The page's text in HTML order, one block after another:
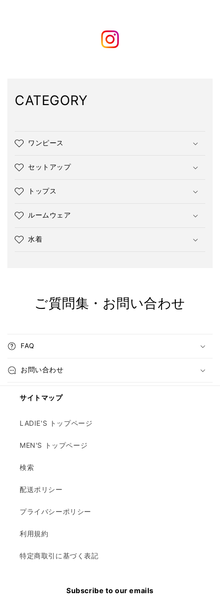
CATEGORY
ワンピース
セットアップ
トップス
ルームウェア
水着
ご質問集・お問い合わせ
FAQ
お問い合わせ
サイトマップ
LADIE'S トップページ
MEN'S トップページ
検索
配送ポリシー
プライバシーポリシー
利用規約
特定商取引に基づく表記
Subscribe to our emails